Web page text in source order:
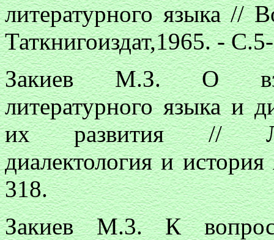
литературного языка //
Таткнигоиздат,1965. -
Закиев М.З. О
литературного языка и
их развития //
диалектология и
318.
Закиев М.3. К